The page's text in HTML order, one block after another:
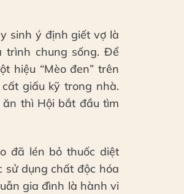
sinh ý định giết vợ là
trình chung sống. Để
hiệu “Mèo đen” trên
giấu kỹ trong nhà.
thì Hội bắt đầu tìm
đã lén bỏ thuốc diệt
sử dụng chất độc hóa
gia đình là hành vi